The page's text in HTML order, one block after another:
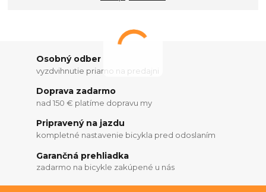
Osobný odber
vyzdvihnutie priamo na predajni
Doprava zadarmo
nad 150 € platíme dopravu my
Pripravený na jazdu
kompletné nastavenie bicykla pred odoslaním
Garančná prehliadka
zadarmo na bicykle zakúpené u nás